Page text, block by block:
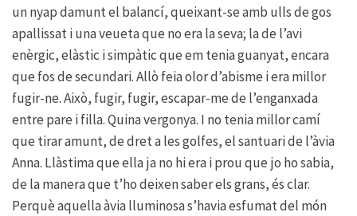
un nyap damunt el balancí, queixant-se amb ulls de gos
apallissat i una veueta que no era la seva; la de l’avi
enèrgic, elàstic i simpàtic que em tenia guanyat, encara
que fos de secundari. Allò feia olor d’abisme i era millor
fugir-ne. Això, fugir, fugir, escapar-me de l’enganxada
entre pare i filla. Quina vergonya. I no tenia millor camí
que tirar amunt, de dret a les golfes, el santuari de l’àvia
Anna. Llàstima que ella ja no hi era i prou que jo ho sabia,
de la manera que t’ho deixen saber els grans, és clar.
Perquè aquella àvia lluminosa s’havia esfumat del món